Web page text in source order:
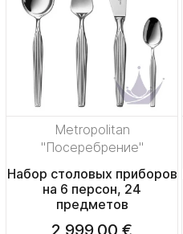
Metropolitan
"Посеребрение"
Набор столовых приборов
на 6 персон, 24
предметов
2 999,00 €